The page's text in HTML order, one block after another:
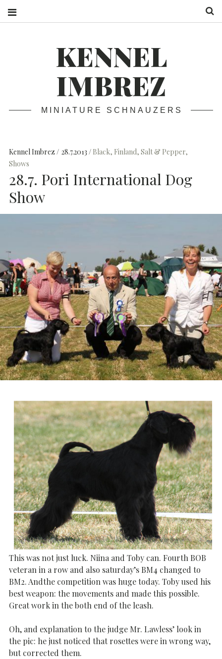
KENNEL
IMBREZ
MINIATURE SCHNAUZERS
Kennel Imbrez 28.7.2013 Black, Finland, Salt & Pepper,
Shows
28.7. Pori International Dog
Show
This was not just luck. Niina and Toby can. Fourth BOB
veteran in a row and also saturday’s BM4 changed to
BM2. Andthe competition was huge today. Toby used his
best weapon: the movements and made this possible.
Great work in the both end of the leash.
Oh, and explanation to the judge Mr. Lawless’ look in
the pic: he just noticed that rosettes were in wrong way,
but corrected them.